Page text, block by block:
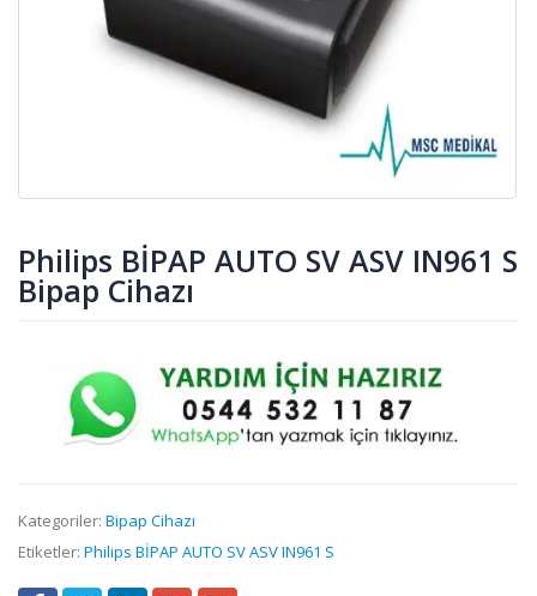
Philips BİPAP AUTO SV ASV IN961 S
Bipap Cihazı
Kategoriler: Bipap Cihazı
Etiketler: Philips BİPAP AUTO SV ASV IN961 S